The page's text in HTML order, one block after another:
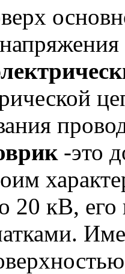
-это
20 кВ,